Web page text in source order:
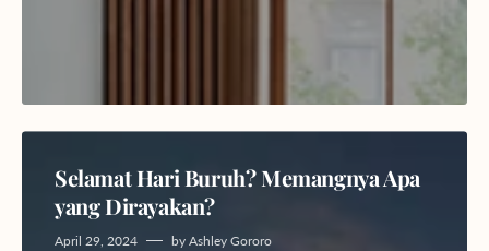
Selamat Hari Buruh? Memangnya Apa
yang Dirayakan?
April 29, 2024 by Ashley Gororo